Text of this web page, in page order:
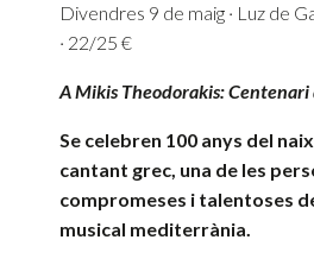
Divendres 9 de maig · Luz de
· 22/25 €
A Mikis Theodorakis:
Se celebren 100 anys del
cantant grec, una de les
compromeses i talentoses
musical mediterrània.